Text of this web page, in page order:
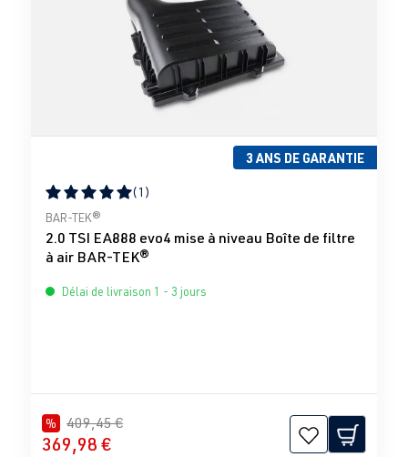
3 ANS DE GARANTIE
Note moyenne de 5 sur 5 étoiles
(1)
BAR-TEK®
2.0 TSI EA888 evo4 mise à niveau Boîte de filtre
à air BAR-TEK®
Délai de livraison 1 - 3 jours
% 409,45 €
369,98 €